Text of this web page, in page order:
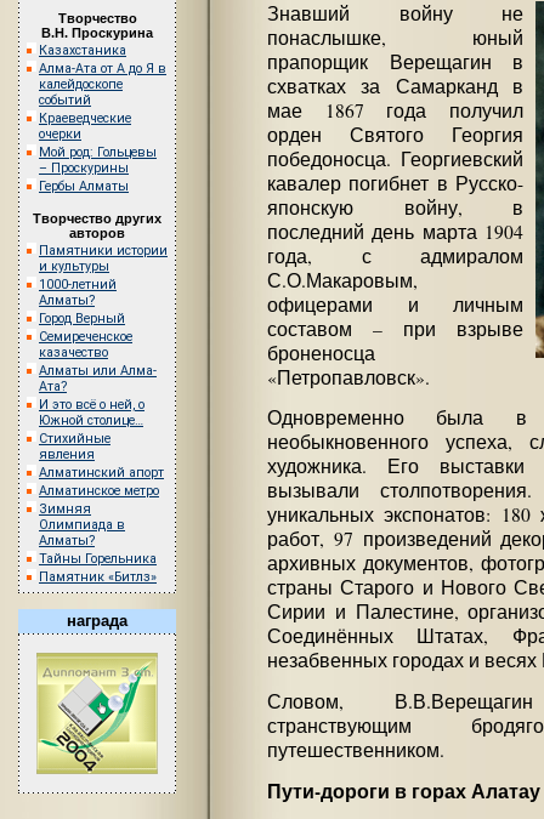
Творчество
В.Н. Проскурина
Казахстаника
Алма-Ата от А до Я в
калейдоскопе
событий
Краеведческие
очерки
Мой род: Гольцевы
– Проскурины
Гербы Алматы
Творчество других
авторов
Памятники истории
и культуры
1000-летний
Алматы?
Город Верный
Семиреченское
казачество
Алматы или Алма-
Ата?
И это всё о ней, о
Южной столице…
Стихийные
явления
Алматинский апорт
Алматинское метро
Зимняя
Олимпиада в
Алматы?
Тайны Горельника
Памятник «Битлз»
награда
Знавший войну не
понаслышке, юный
прапорщик Верещагин в
схватках за Самарканд в
мае 1867 года получил
орден Святого Георгия
победоносца. Георгиевский
кавалер погибнет в Русско-
японскую войну, в
последний день марта 1904
года, с адмиралом
С.О.Макаровым,
офицерами и личным
составом – при взрыве
броненосца
«Петропавловск».
Одновременно была в
необыкновенного успеха,
художника. Его
вызывали
уникальных экспонатов:
работ, 97 произведений
архивных документов,
страны Старого и Нового
Сирии и Палестине,
Соединённых Штатах,
незабвенных городах и весях
Словом,
странствующим
путешественником.
Пути-дороги в горах Алатау